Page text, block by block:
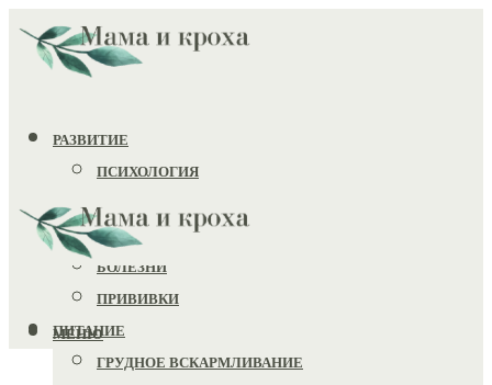
РАЗВИТИЕ
ПСИХОЛОГИЯ
ИГРУШКИ
ЗДОРОВЬЕ
БОЛЕЗНИ
ПРИВИВКИ
ПИТАНИЕ
ГРУДНОЕ ВСКАРМЛИВАНИЕ
МЕНЮ